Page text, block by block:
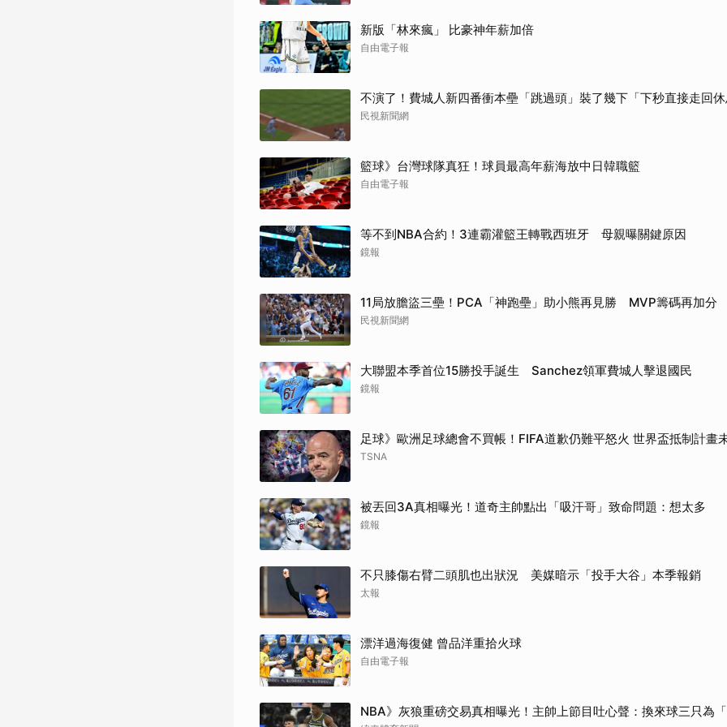
新版「林來瘋」 比豪神年薪加倍
自由電子報
不演了！費城人新四番衝本壘「跳過頭」裝了幾下「下秒直接走回
民視新聞網
籃球》台灣球隊真狂！球員最高年薪海放中日韓職籃
自由電子報
等不到NBA合約！3連霸灌籃王轉戰西班牙 母親曝關鍵原因
鏡報
11局放膽盜三壘！PCA「神跑壘」助小熊再見勝 MVP籌碼再加分
民視新聞網
大聯盟本季首位15勝投手誕生 Sanchez領軍費城人擊退國民
鏡報
足球》歐洲足球總會不買帳！FIFA道歉仍難平怒火 世界盃抵制計畫
TSNA
被丟回3A真相曝光！道奇主帥點出「吸汗哥」致命問題：想太多
鏡報
不只膝傷右臂二頭肌也出狀況 美媒暗示「投手大谷」本季報銷
太報
漂洋過海復健 曾品洋重拾火球
自由電子報
NBA》灰狼重磅交易真相曝光！主帥上節目吐心聲：換來球三只為